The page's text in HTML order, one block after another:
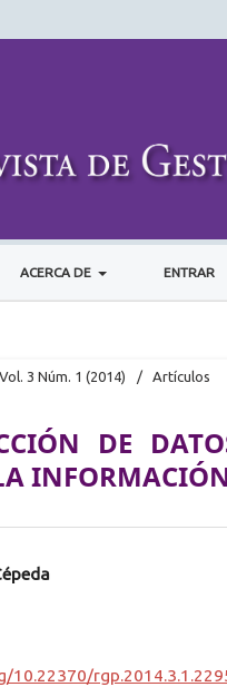
ACERCA DE ENTRAR
Vol. 3 Núm. 1 (2014) / Artículos
DE
10.22370/